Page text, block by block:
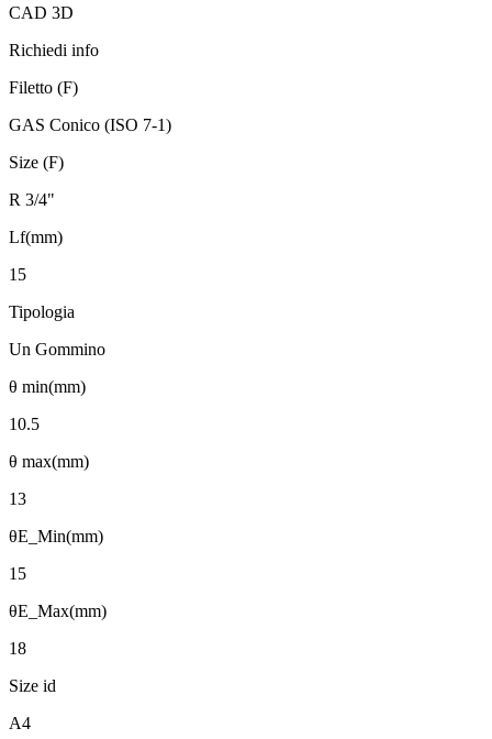
CAD 3D
Richiedi info
Filetto (F)
GAS Conico (ISO 7-1)
Size (F)
R 3/4"
Lf(mm)
15
Tipologia
Un Gommino
θ min(mm)
10.5
θ max(mm)
13
θE_Min(mm)
15
θE_Max(mm)
18
Size id
A4